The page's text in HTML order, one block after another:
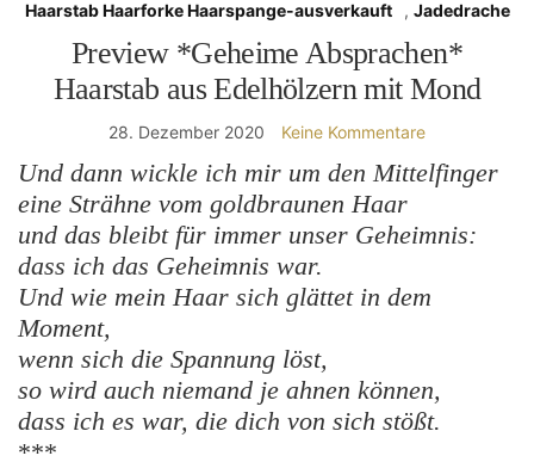
Haarstab Haarforke Haarspange-ausverkauft , Jadedrache
Preview *Geheime Absprachen*
Haarstab aus Edelhölzern mit Mond
28. Dezember 2020 Keine Kommentare
Und dann wickle ich mir um den Mittelfinger
eine Strähne vom goldbraunen Haar
und das bleibt für immer unser Geheimnis:
dass ich das Geheimnis war.
Und wie mein Haar sich glättet in dem
Moment,
wenn sich die Spannung löst,
so wird auch niemand je ahnen können,
dass ich es war, die dich von sich stößt.
***